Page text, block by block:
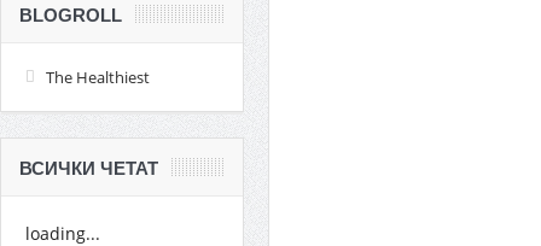
BLOGROLL
The Healthiest
ВСИЧКИ ЧЕТАТ
loading...